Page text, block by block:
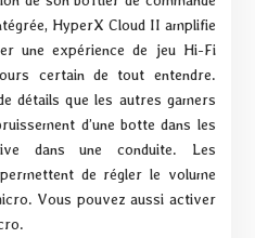
HyperX Cloud II amplifie
une expérience de jeu Hi-Fi
certain de tout entendre.
détails que les autres gamers
d’une botte dans les
dans une conduite. Les
de régler le volume
Vous pouvez aussi activer